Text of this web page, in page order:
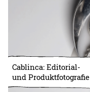
Cablinca: Editorial-
und Produktfotografie